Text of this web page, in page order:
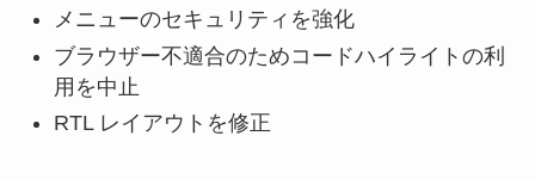
メニューのセキュリティを強化
ブラウザー不適合のためコードハイライトの利
用を中止
RTL レイアウトを修正